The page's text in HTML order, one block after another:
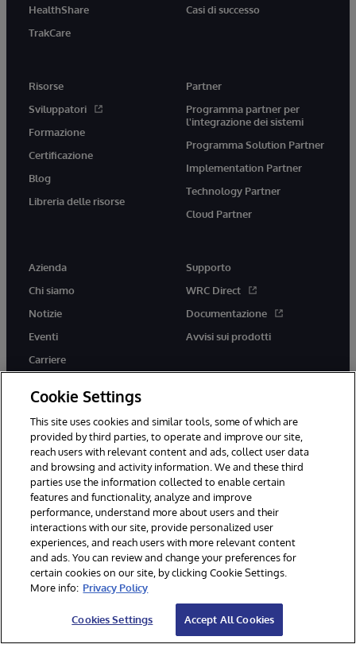
HealthShare
TrakCare
Casi di successo
Risorse
Sviluppatori
Formazione
Certificazione
Blog
Libreria delle risorse
Partner
Programma partner per
l'integrazione dei sistemi
Programma Solution Partner
Implementation Partner
Technology Partner
Cloud Partner
Azienda
Chi siamo
Notizie
Eventi
Carriere
Supporto
WRC Direct
Documentazione
Avvisi sui prodotti
twitter youtubefacebooklinkedin
© 1996-2026 InterSystems Corporation, Boston, MA. Tutti i diritti
riservati.
Avvisi/Termini e Condizioni
Dichiarazione sulla privacy
Garanzia
Accessibilità
Cookie Settings
This site uses cookies and similar tools, some of which are
provided by third parties, to operate and improve our site,
reach users with relevant content and ads, collect user data
and browsing and activity information. We and these third
parties use the information collected to enable certain
features and functionality, analyze and improve
performance, understand more about users and their
interactions with our site, provide personalized user
experiences, and reach users with more relevant content
and ads. You can review and change your preferences for
certain cookies on our site, by clicking Cookie Settings.
More info: Privacy Policy
Cookies Settings Accept All Cookies